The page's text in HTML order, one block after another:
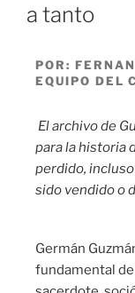
a tanto
POR:
EQUIPO DEL
El archivo de
para la historia
perdido,
sido vendido o
Germán
fundamental